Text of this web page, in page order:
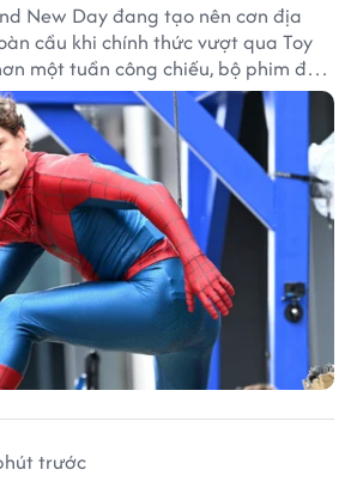
New Day đang tạo nên cơn địa
cầu khi chính thức vượt qua Toy
một tuần công chiếu, bộ phim đã
tỷ đồng và trở thành tác phẩm ăn
trước